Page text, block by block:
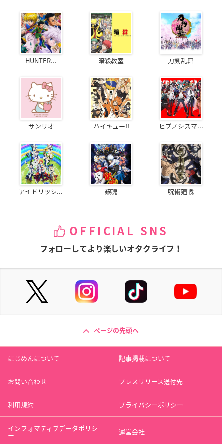
HUNTER... 暗殺教室 刀剣乱舞
サンリオ ハイキュー!! ヒプノシスマ...
アイドリッシ... 銀魂 呪術廻戦
OFFICIAL SNS
フォローしてより楽しいオタクライフ！
ページの先頭へ
にじめんについて 記事掲載について
お問い合わせ プレスリリース送付先
利用規約 プライバシーポリシー
インフォマティブデータポリシ
ー 運営会社